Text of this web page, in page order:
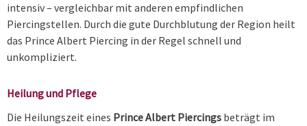
intensiv – vergleichbar mit anderen empfindlichen
Piercingstellen. Durch die gute Durchblutung der Region heilt
das Prince Albert Piercing in der Regel schnell und
unkompliziert.
Heilung und Pflege
Die Heilungszeit eines Prince Albert Piercings beträgt im